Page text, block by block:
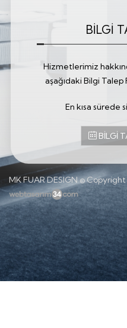
BİLGİ
Hizmetlerimiz
aşağıdaki Bilgi Talep
En kısa sürede
BİLGİ
MK FUAR DESIGN © Copyright